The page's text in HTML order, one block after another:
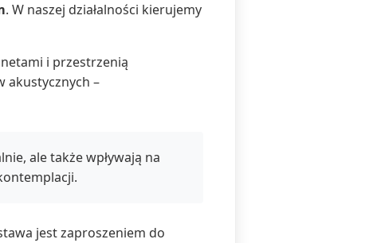
. W naszej działalności kierujemy
i przestrzenią
akustycznych –
ale także wpływają na
jest zaproszeniem do